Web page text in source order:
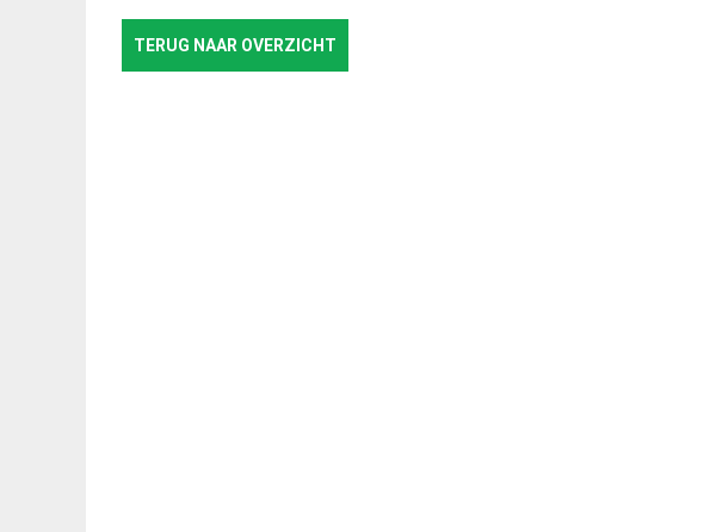
TERUG NAAR OVERZICHT